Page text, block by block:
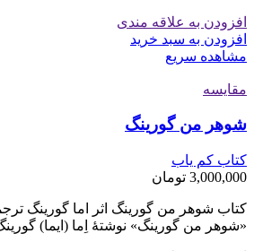
افزودن به علاقه مندی
افزودن به سبد خرید
مشاهده سریع
مقایسه
شوهر من گورینگ
کتاب کم یاب
3,000,000 تومان
کتاب شوهر من گورینگ اثر اما گورینگ
«شوهر من گورینگ» نوشتهٔ اِما (ایما)